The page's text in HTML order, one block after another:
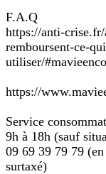
F.A.Q
https://anti-
remboursent-ce-
utiliser/
https://
Service
9h à 18h (sauf
09 69 39 79 79
surtaxé)